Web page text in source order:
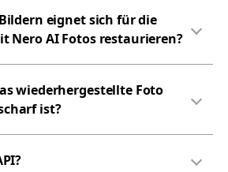
eignet sich für die
Nero AI Fotos restaurieren?
wiederhergestellte Foto
ist?